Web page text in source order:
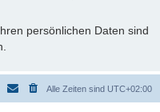
persönlichen Daten sind
Alle Zeiten sind UTC+02:00